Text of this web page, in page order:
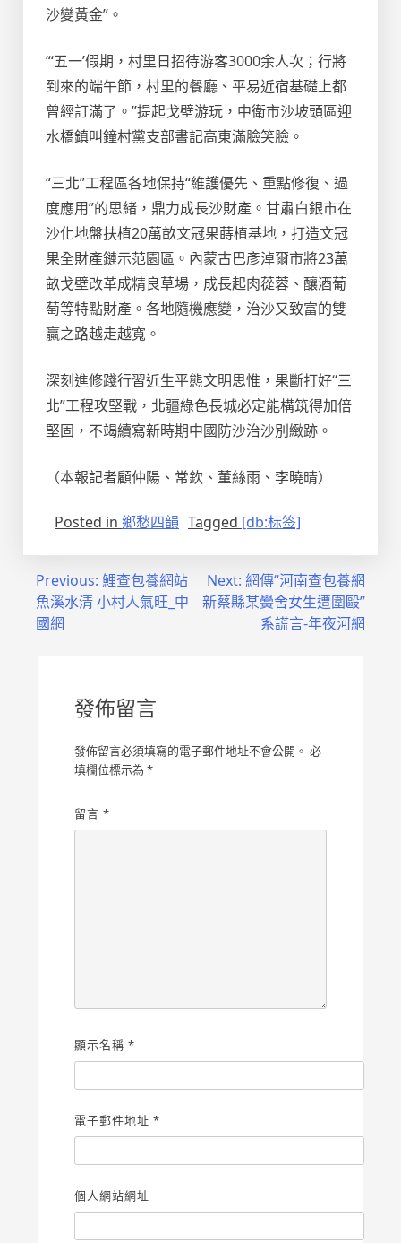
沙變黃金”。
“‘五一’假期，村里日招待游客3000余人次；行將
到來的端午節，村里的餐廳、平易近宿基礎上都
曾經訂滿了。”提起戈壁游玩，中衛市沙坡頭區迎
水橋鎮叫鐘村黨支部書記高東滿臉笑臉。
“三北”工程區各地保持“維護優先、重點修復、過
度應用”的思緒，鼎力成長沙財產。甘肅白銀市在
沙化地盤扶植20萬畝文冠果蒔植基地，打造文冠
果全財產鏈示范園區。內蒙古巴彥淖爾市將23萬
畝戈壁改革成精良草場，成長起肉蓯蓉、釀酒葡
萄等特點財產。各地隨機應變，治沙又致富的雙
贏之路越走越寬。
深刻進修踐行習近生平態文明思惟，果斷打好“三
北”工程攻堅戰，北疆綠色長城必定能構筑得加倍
堅固，不竭續寫新時期中國防沙治沙別緻跡。
（本報記者顧仲陽、常欽、董絲雨、李曉晴）
Posted in 鄉愁四韻 Tagged [db:标签]
Previous: 鯉查包養網站
魚溪水清 小村人氣旺_中
國網
Next: 網傳“河南查包養網
新蔡縣某黌舍女生遭圍毆”
系謊言-年夜河網
發佈留言
發佈留言必須填寫的電子郵件地址不會公開。 必
填欄位標示為 *
留言 *
顯示名稱 *
電子郵件地址 *
個人網站網址